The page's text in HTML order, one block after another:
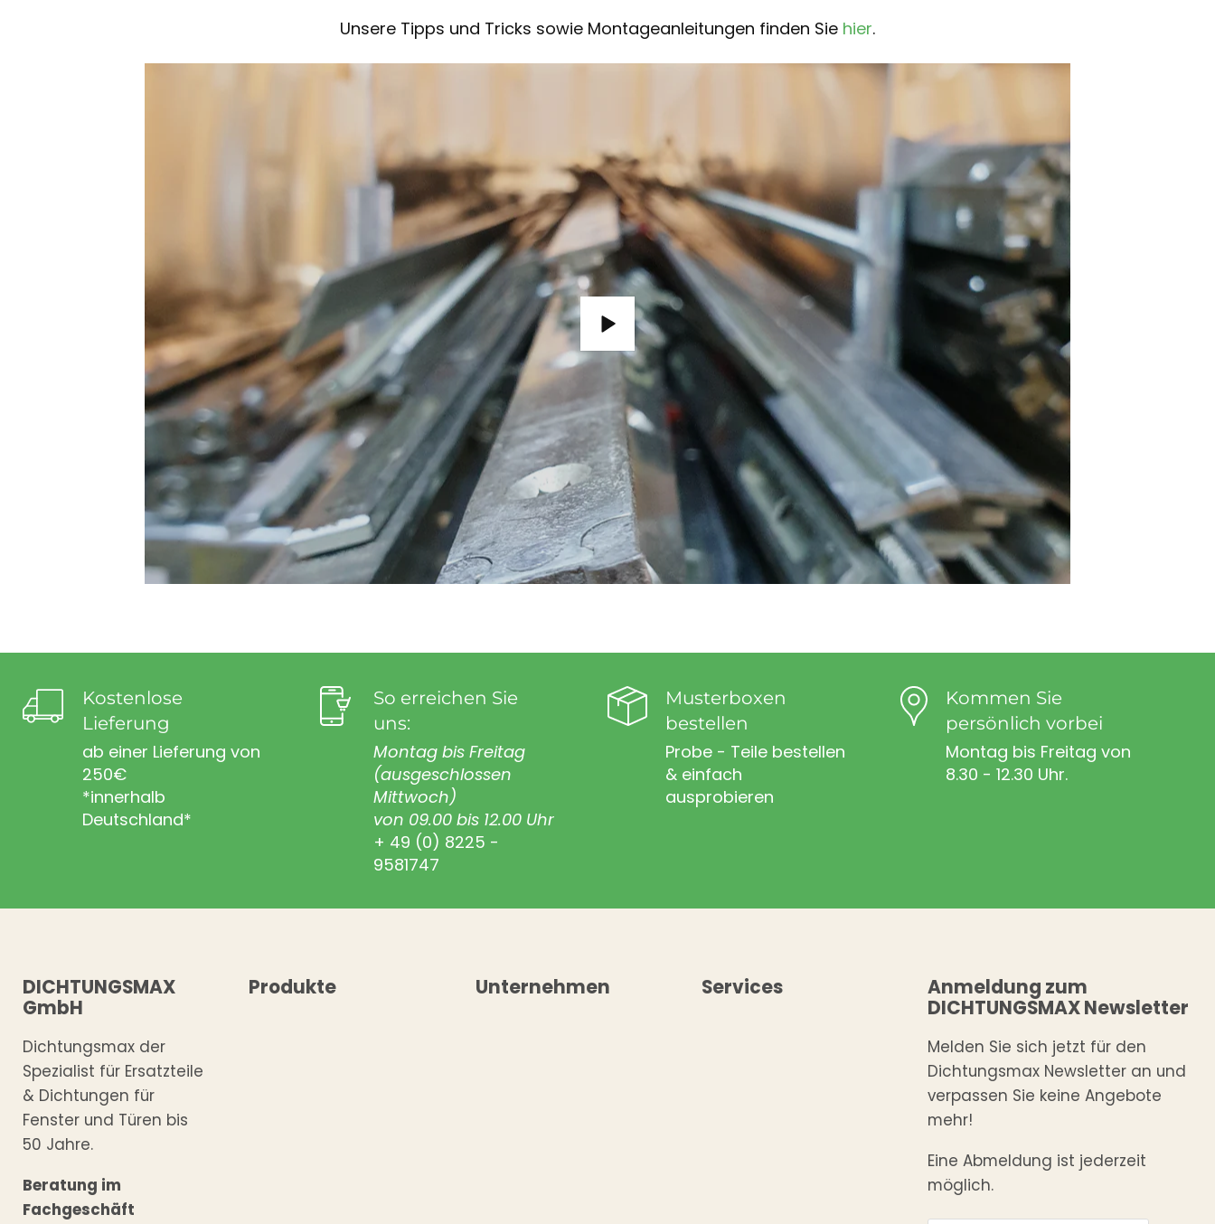
Unsere Tipps und Tricks sowie Montageanleitungen finden Sie hier.
Kostenlose
Lieferung
ab einer Lieferung von
250€
*innerhalb
Deutschland*
So erreichen Sie
uns:
Montag bis Freitag
(ausgeschlossen
Mittwoch)
von 09.00 bis 12.00 Uhr
+ 49 (0) 8225 -
9581747
Musterboxen
bestellen
Probe - Teile bestellen
& einfach
ausprobieren
Kommen Sie
persönlich vorbei
Montag bis Freitag von
8.30 - 12.30 Uhr.
DICHTUNGSMAX
GmbH
Dichtungsmax der
Spezialist für Ersatzteile
& Dichtungen für
Fenster und Türen bis
50 Jahre.
Beratung im
Fachgeschäft
Produkte Unternehmen Services
Anmeldung zum
DICHTUNGSMAX Newsletter
Melden Sie sich jetzt für den
Dichtungsmax Newsletter an und
verpassen Sie keine Angebote
mehr!
Eine Abmeldung ist jederzeit
möglich.